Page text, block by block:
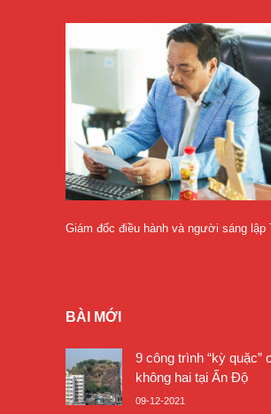
Giám đốc điều hành và người sáng lập
BÀI MỚI
9 công trình “kỳ quặc”
không hai tại Ấn Độ
09-12-2021